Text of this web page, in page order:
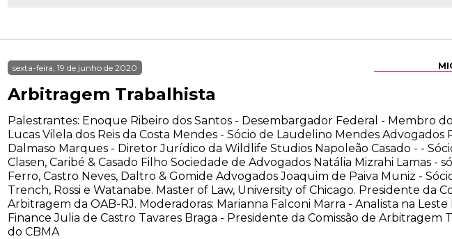
sexta-feira, 19 de junho de 2020
Arbitragem Trabalhista
Palestrantes: Enoque Ribeiro dos Santos - Desembargador Federal - Membro
Lucas Vilela dos Reis da Costa Mendes - Sócio de Laudelino Mendes Advogados
Dalmaso Marques - Diretor Jurídico da Wildlife Studios Napoleão Casado - -
Clasen, Caribé & Casado Filho Sociedade de Advogados Natália Mizrahi Lamas -
Ferro, Castro Neves, Daltro & Gomide Advogados Joaquim de Paiva Muniz -
Trench, Rossi e Watanabe. Master of Law, University of Chicago. Presidente da
Arbitragem da OAB-RJ. Moderadoras: Marianna Falconi Marra - Analista na
Finance Julia de Castro Tavares Braga - Presidente da Comissão de Arbitragem
do CBMA